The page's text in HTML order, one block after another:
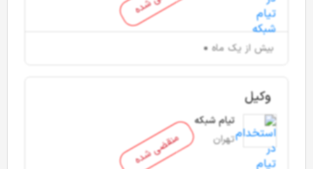
بیش از یک ماه
منقضی شده
وکیل
تیام شبکه
تهران